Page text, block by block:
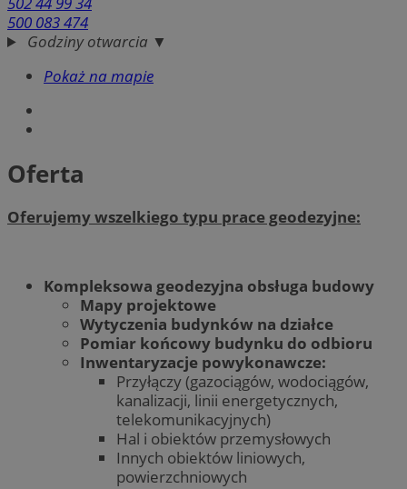
500 083 474
Godziny otwarcia ▼
Pokaż na mapie
Oferta
Oferujemy wszelkiego typu prace geodezyjne:
Kompleksowa geodezyjna obsługa budowy
Mapy projektowe
Wytyczenia budynków na działce
Pomiar końcowy budynku do odbioru
Inwentaryzacje powykonawcze:
Przyłączy (gazociągów, wodociągów,
kanalizacji, linii energetycznych,
telekomunikacyjnych)
Hal i obiektów przemysłowych
Innych obiektów liniowych,
powierzchniowych